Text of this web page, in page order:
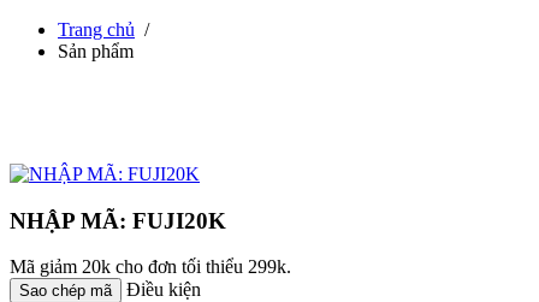
Trang chủ /
Sản phẩm
NHẬP MÃ: FUJI20K
Mã giảm 20k cho đơn tối thiểu 299k.
Sao chép mã Điều kiện